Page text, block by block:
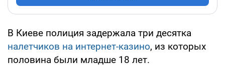
В Киеве полиция задержала три десятка
налетчиков на интернет-казино, из которых
половина были младше 18 лет.